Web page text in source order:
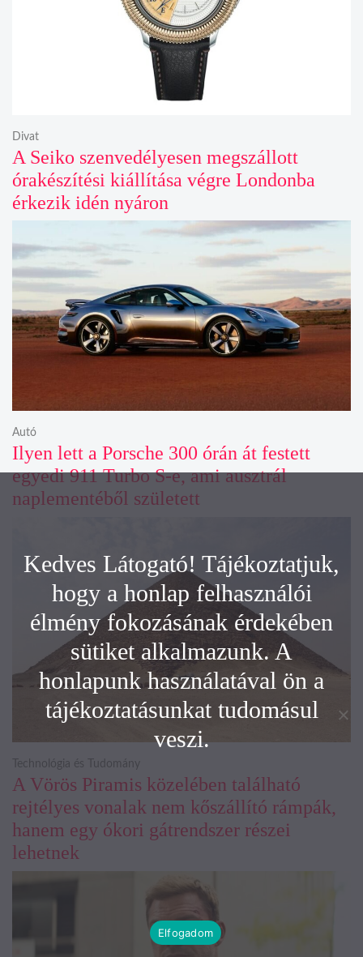
A Seiko szenvedélyesen megszállott
órakészítési kiállítása végre Londonba
érkezik idén nyáron
Divat
Ilyen lett a Porsche 300 órán át festett
egyedi 911 Turbo S-e, ami ausztrál
naplementéből született
Autó
A Vörös Piramis közelében található
rejtélyes vonalak nem kőszállító rámpák,
hanem egy ókori gátrendszer részei
lehetnek
Technológia és Tudomány
Kedves Látogató! Tájékoztatjuk,
hogy a honlap felhasználói
élmény fokozásának érdekében
sütiket alkalmazunk. A
honlapunk használatával ön a
tájékoztatásunkat tudomásul
veszi.
Elfogadom